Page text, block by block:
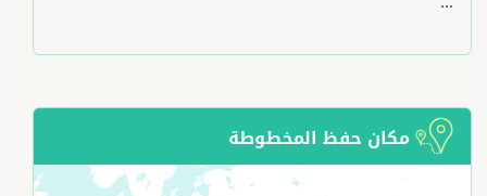
مكان حفظ المخطوطة